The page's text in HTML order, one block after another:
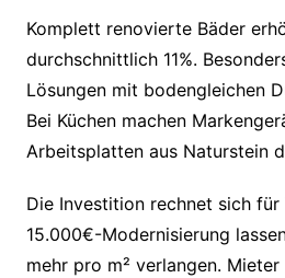
Komplett renovierte Bäder
durchschnittlich 11%.
Lösungen mit bodengleichen
Bei Küchen machen
Arbeitsplatten aus Naturstein
Die Investition rechnet sich für
15.000€-Modernisierung
mehr pro m² verlangen.